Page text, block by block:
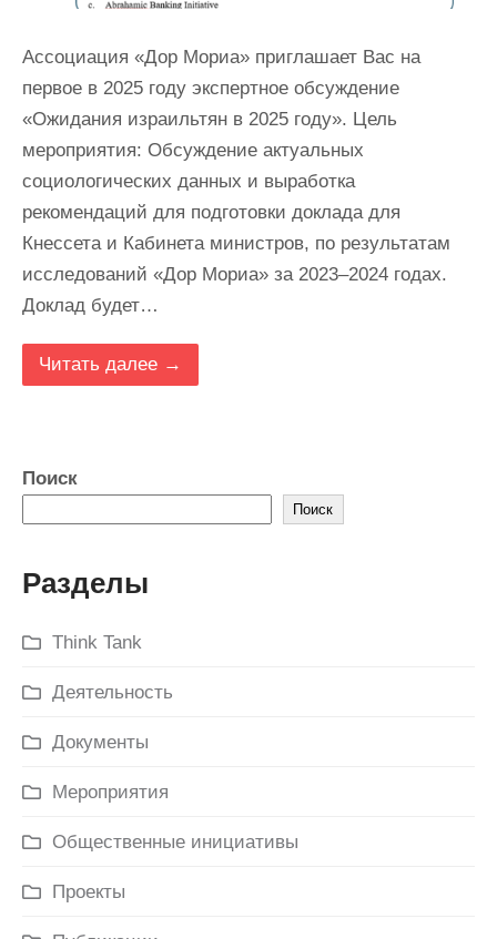
Ассоциация «Дор Мориа» приглашает Вас на
первое в 2025 году экспертное обсуждение
«Ожидания израильтян в 2025 году». Цель
мероприятия: Обсуждение актуальных
социологических данных и выработка
рекомендаций для подготовки доклада для
Кнессета и Кабинета министров, по результатам
исследований «Дор Мориа» за 2023–2024 годах.
Доклад будет…
Читать далее →
Поиск
Поиск
Разделы
Think Tank
Деятельность
Документы
Мероприятия
Общественные инициативы
Проекты